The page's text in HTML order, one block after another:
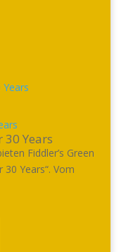
30 Years
Fiddler’s Green
Years“. Vom